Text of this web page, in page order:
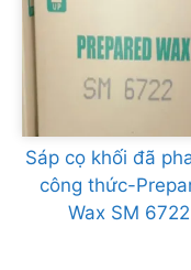
Sáp cọ khối đã
công thức-
Wax SM 6722